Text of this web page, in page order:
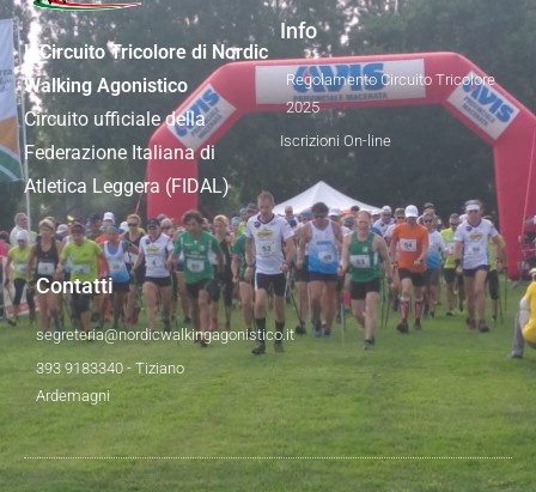
Il Circuito Tricolore di Nordic
Walking Agonistico
Circuito ufficiale della
Federazione Italiana di
Atletica Leggera (FIDAL)
Info
Regolamento Circuito Tricolore
2025
Iscrizioni On-line
Contatti
segreteria@nordicwalkingagonistico.it
393 9183340 - Tiziano
Ardemagni